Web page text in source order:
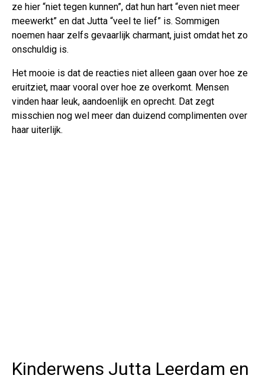
ze hier “niet tegen kunnen”, dat hun hart “even niet meer
meewerkt” en dat Jutta “veel te lief” is. Sommigen
noemen haar zelfs gevaarlijk charmant, juist omdat het zo
onschuldig is.
Het mooie is dat de reacties niet alleen gaan over hoe ze
eruitziet, maar vooral over hoe ze overkomt. Mensen
vinden haar leuk, aandoenlijk en oprecht. Dat zegt
misschien nog wel meer dan duizend complimenten over
haar uiterlijk.
Kinderwens Jutta Leerdam en